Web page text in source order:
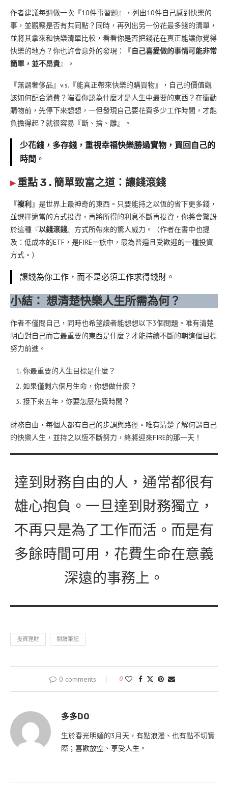
作者建議每週做一次『10件事習題』，列出10件自己感到快樂的
事，並觀察是否有共同點？同時，再列出另一份花最多錢的清單，
並將其拿來和快樂清單比較，看看你是否把錢花在真正能讓你覺得
快樂的地方？你也許會意外的發現：『自己喜愛做的事情可能非常
簡單，並不昂貴』。
『無謂奢侈品』v.s.『能真正帶來快樂的購買物』，自己的價值觀
該如何配合消費？端看你認為什麼才是人生中最要的東西？在衝動
購物前，先停下來想想，一但發現自己要花費多少工作時間，才能
負擔得起？就很容易『斷、捨、離』。
少花錢，多存錢，重視幸福快樂勝過實物，買回自己的
時間 。
▸重點 3 . 簡單致富之道：讓錢滾錢
『複利 』是世界上最神奇的東西。只要能持之以恆的省下更多錢，
並選擇適當的方式投資，再將所得的利息不斷再投資，你將會驚訝
於這種『以錢滾錢』方式所帶來的驚人威力。（作者在書中也提
及：低成本的ETF，是FIRE一族中，最為普遍且受歡迎的一種投資
方式。）
讓錢為你工作，而不是必須工作求得錢財。
小結： 想清楚快樂人生所需為何？
作者不僅問自己，同時也希望讀者能想想以下3個問題。唯有清楚
明白對自己而言最重要的東西是什麼？才能持續不斷的朝這個目標
努力前進。
你最重要的人生目標是什麼？
如果僅剩六個月生命，你想做什麼？
接下來五年，你要怎麼花費時間？
財務自由，每個人都有自己的步調與路徑。唯有清楚了解何謂自己
的快樂人生，並持之以恆不斷努力，終將迎來FIRE的那一天！
達到財務自由的人，通常都很有
雄心抱負。一旦達到財務獨立，
不再只是為了工作而活。而是有
多餘時間可用，花費生命在意義
深遠的事務上。
投資理財 閱讀筆記
0 comments 0
多多DO
生於春光明媚的3月天，有點浪漫、也有點不切實
際；喜歡放空、享受人生。